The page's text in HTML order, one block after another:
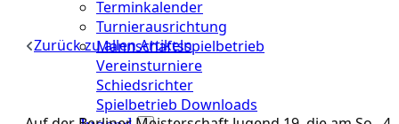
Terminkalender
Turnierausrichtung
Mannschaftsspielbetrieb
Vereinsturniere
Schiedsrichter
Spielbetrieb Downloads
Zurück zu allen Artikeln